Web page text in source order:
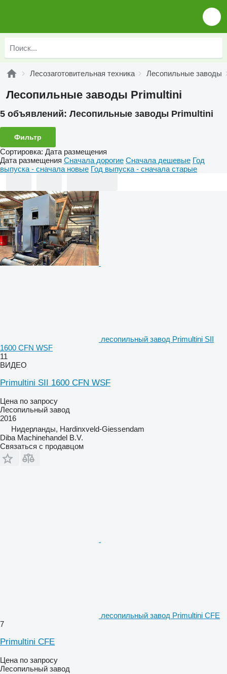
Лесозаготовительная техника Лесопильные заводы
Лесопильные заводы Primultini
5 объявлений: Лесопильные заводы Primultini
Фильтр
Сортировка: Дата размещения
Дата размещения Сначала дорогие Сначала дешевые Год
выпуска - сначала новые Год выпуска - сначала старые
лесопильный завод Primultini SII
1600 CFN WSF
11
ВИДЕО
Primultini SII 1600 CFN WSF
Цена по запросу
Лесопильный завод
2016
Нидерланды, Hardinxveld-Giessendam
Diba Machinehandel B.V.
Связаться с продавцом
лесопильный завод Primultini CFE
7
Primultini CFE
Цена по запросу
Лесопильный завод